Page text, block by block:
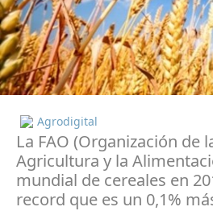
Agrodigital
La FAO (Organización de
Agricultura y la
mundial de cereales en
record que es un 0,1%